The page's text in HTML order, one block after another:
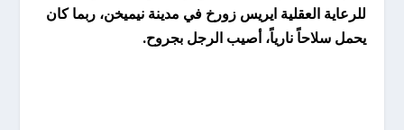
للرعاية العقلية ايريس زورخ في مدينة نيميخن، ربما كان
يحمل سلاحاً نارياً، أصيب الرجل بجروح.